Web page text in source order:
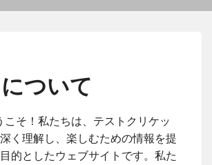
ついて
こそ！私たちは、テストクリケッ
く理解し、楽しむための情報を提
的としたウェブサイトです。私た